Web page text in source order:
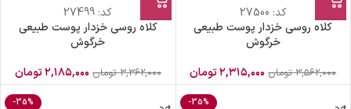
کد: 27500
کلاه روسی خزدار پوست طبیعی
خرگوش
۳,۵۶۲,۰۰۰ تومان ۲,۳۱۵,۰۰۰تومان
کد: 27499
کلاه روسی خزدار پوست طبیعی
خرگوش
۳,۳۶۲,۰۰۰ تومان ۲,۱۸۵,۰۰۰تومان
-35%
-35%